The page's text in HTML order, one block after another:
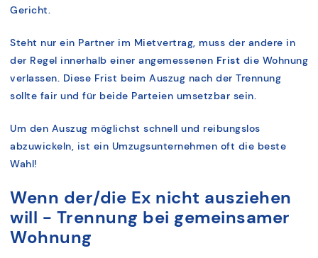
Gericht.
Steht nur ein Partner im Mietvertrag, muss der andere in
der Regel innerhalb einer angemessenen Frist die Wohnung
verlassen. Diese Frist beim Auszug nach der Trennung
sollte fair und für beide Parteien umsetzbar sein.
Um den Auszug möglichst schnell und reibungslos
abzuwickeln, ist ein Umzugsunternehmen oft die beste
Wahl!
Wenn der/die Ex nicht ausziehen
will - Trennung bei gemeinsamer
Wohnung